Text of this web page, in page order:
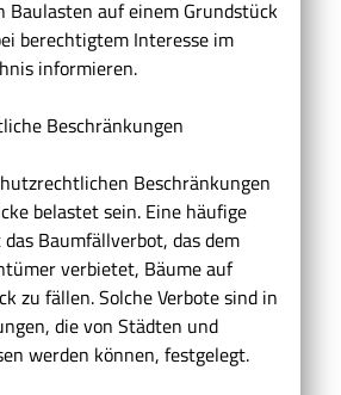
Baulasten auf einem Grundstück
berechtigtem Interesse im
informieren.
Beschränkungen
Beschränkungen
belastet sein. Eine häufige
Baumfällverbot, das dem
verbietet, Bäume auf
zu fällen. Solche Verbote sind in
die von Städten und
werden können, festgelegt.